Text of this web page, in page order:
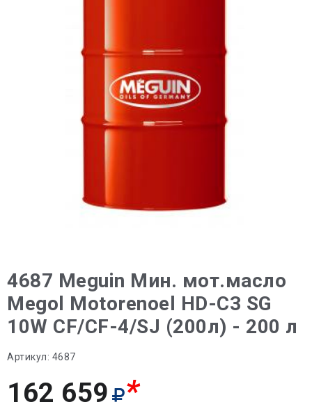
4687 Meguin Мин. мот.масло
Megol Motorenoel HD-C3 SG
10W CF/CF-4/SJ (200л) - 200 л
Артикул: 4687
162 659 *